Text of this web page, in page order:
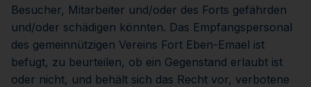
Besucher, Mitarbeiter und/oder des Forts gefährden
und/oder schädigen könnten. Das Empfangspersonal
des gemeinnützigen Vereins Fort Eben-Emael ist
befugt, zu beurteilen, ob ein Gegenstand erlaubt ist
oder nicht, und behält sich das Recht vor, verbotene